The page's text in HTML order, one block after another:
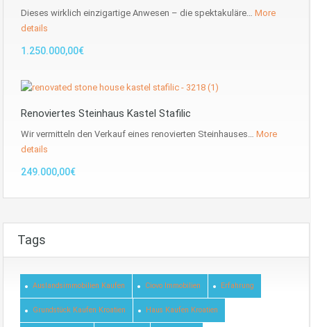
Dieses wirklich einzigartige Anwesen – die spektakuläre… More
details
1.250.000,00€
Renoviertes Steinhaus Kastel Stafilic
Wir vermitteln den Verkauf eines renovierten Steinhauses… More
details
249.000,00€
Tags
Auslandsimmobilien Kaufen Ciovo Immobilien Erfahrung
Grundstück Kaufen Kroatien Haus Kaufen Kroatien